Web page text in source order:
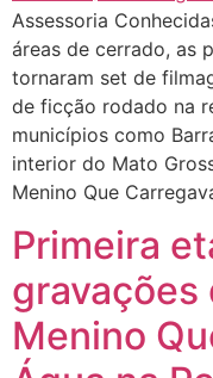
Assessoria
áreas de cerrado, as
tornaram set de
de ficção rodado na
municípios como
interior do Mato
Menino Que
Primeira
gravações
Menino